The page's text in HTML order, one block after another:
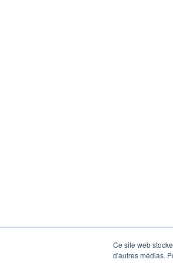
Ce site web
d'autres médias.